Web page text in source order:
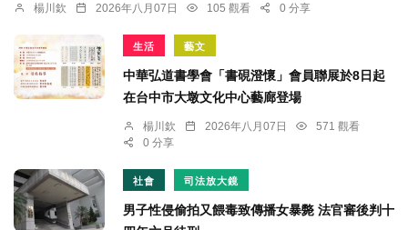
楊川欽 2026年八月07日 105 觀看 0 分享
生活 藝文
中華弘道書學會「書硯澄懷」會員聯展於8日起
在台中市大墩文化中心藝廊登場
楊川欽 2026年八月07日
571 觀看
0 分享
社會 司法放大鏡
男子性侵偷拍又餵毒致傳播女暴斃 法官審後判十